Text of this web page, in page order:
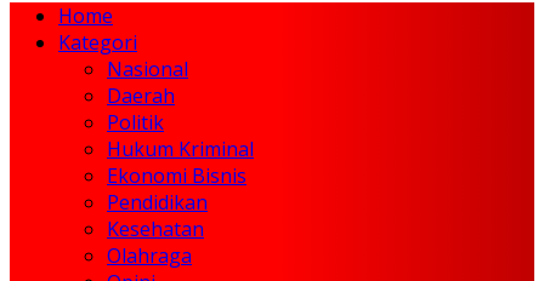
Home
Kategori
Nasional
Daerah
Politik
Hukum Kriminal
Ekonomi Bisnis
Pendidikan
Kesehatan
Olahraga